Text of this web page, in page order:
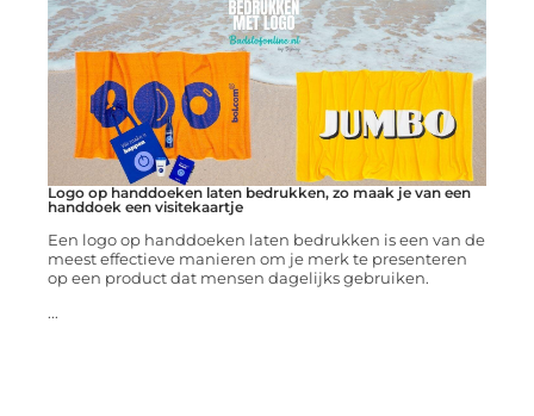
Logo op handdoeken laten bedrukken, zo maak je van een
handdoek een visitekaartje
Een logo op handdoeken laten bedrukken is een van de
meest effectieve manieren om je merk te presenteren
op een product dat mensen dagelijks gebruiken.
...